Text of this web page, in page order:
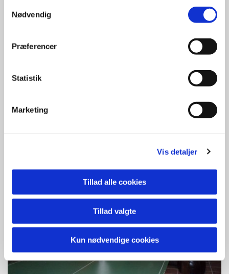
Nødvendig
Præferencer
Statistik
Marketing
Vis detaljer
Tillad alle cookies
Tillad valgte
Kun nødvendige cookies